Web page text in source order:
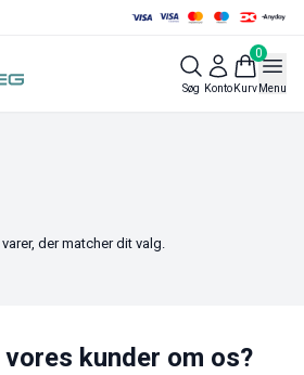
Søg Konto
0
KurvMenu
der matcher dit valg.
kunder om os?